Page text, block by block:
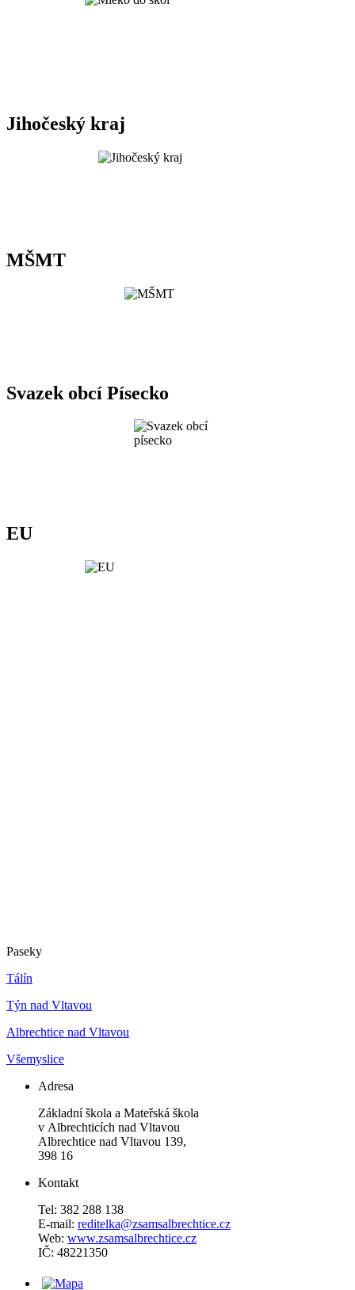
Jihočeský kraj
MŠMT
Svazek obcí Písecko
EU
Paseky
Tálín
Týn nad Vltavou
Albrechtice nad Vltavou
Všemyslice
Adresa
Základní škola a Mateřská škola
v Albrechticích nad Vltavou
Albrechtice nad Vltavou 139,
398 16
Kontakt
Tel: 382 288 138
E-mail: reditelka@zsamsalbrechtice.cz
Web: www.zsamsalbrechtice.cz
IČ: 48221350